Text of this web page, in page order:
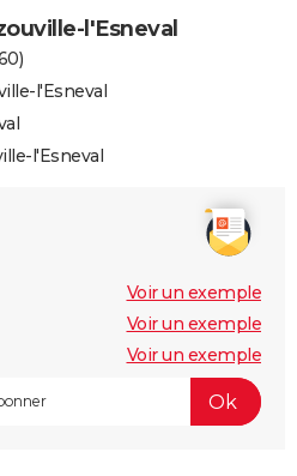
l'Esneval
l'Esneval
l'Esneval
Voir un exemple
Voir un exemple
Voir un exemple